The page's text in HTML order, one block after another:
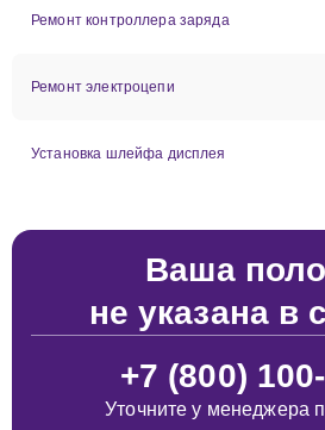
Ремонт контроллера заряда
Ремонт электроцепи
Установка шлейфа дисплея
Ваша
не указана в
+7 (800)
Уточните у менеджера